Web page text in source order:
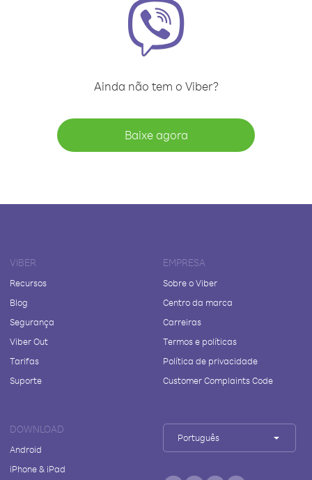
Ainda não tem o Viber?
Baixe agora
VIBER
Recursos
Blog
Segurança
Viber Out
Tarifas
Suporte
EMPRESA
Sobre o Viber
Centro da marca
Carreiras
Termos e políticas
Política de privacidade
Customer Complaints Code
DOWNLOAD
Android
iPhone & iPad
Português